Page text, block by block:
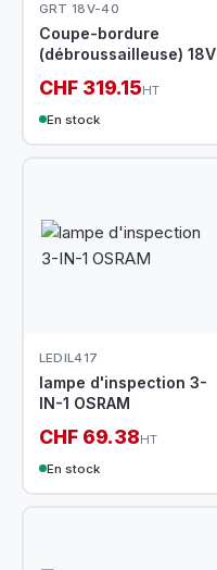
GRT 18V-40
Coupe-bordure
(débroussailleuse) 18V
CHF 319.15HT
En stock
LEDIL417
lampe d'inspection 3-
IN-1 OSRAM
CHF 69.38HT
En stock